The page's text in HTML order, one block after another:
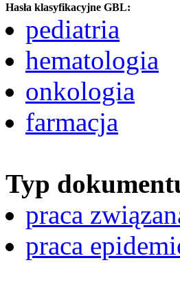
Hasła klasyfikacyjne GBL:
pediatria
hematologia
onkologia
farmacja
Typ
praca
praca